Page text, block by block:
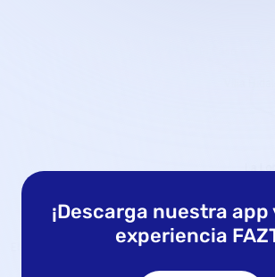
¡Descarga nuestra app
experiencia